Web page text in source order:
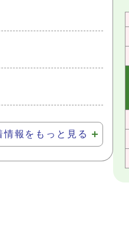
情報をもっと見る